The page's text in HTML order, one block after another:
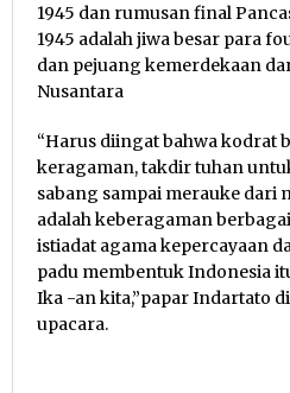
1945 dan rumusan final
1945 adalah jiwa besar para
dan pejuang kemerdekaan
Nusantara
“Harus diingat bahwa kodrat
keragaman, takdir tuhan
sabang sampai merauke dari
adalah keberagaman
istiadat agama kepercayaan
padu membentuk Indonesia
Ika -an kita,”papar Indartato
upacara.